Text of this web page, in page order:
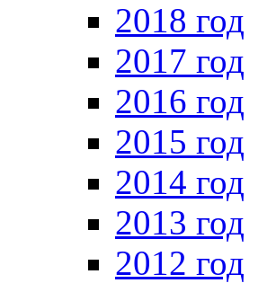
2018 год
2017 год
2016 год
2015 год
2014 год
2013 год
2012 год